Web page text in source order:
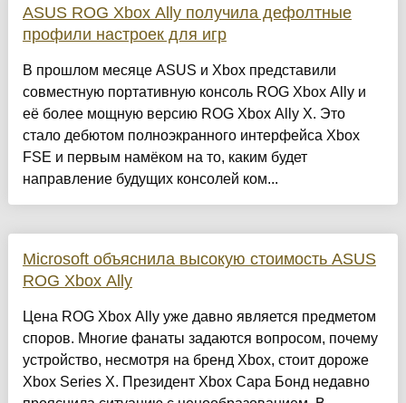
ASUS ROG Xbox Ally получила дефолтные
профили настроек для игр
В прошлом месяце ASUS и Xbox представили
совместную портативную консоль ROG Xbox Ally и
её более мощную версию ROG Xbox Ally X. Это
стало дебютом полноэкранного интерфейса Xbox
FSE и первым намёком на то, каким будет
направление будущих консолей ком...
Microsoft объяснила высокую стоимость ASUS
ROG Xbox Ally
Цена ROG Xbox Ally уже давно является предметом
споров. Многие фанаты задаются вопросом, почему
устройство, несмотря на бренд Xbox, стоит дороже
Xbox Series X. Президент Xbox Сара Бонд недавно